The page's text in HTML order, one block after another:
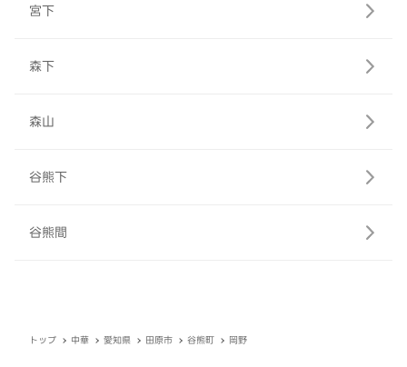
宮下
森下
森山
谷熊下
谷熊間
トップ 中華 愛知県 田原市 谷熊町 岡野